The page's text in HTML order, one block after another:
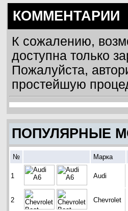
КОММЕНТАРИИ
К сожалению,
доступна только
Пожалуйста,
простейшую
ПОПУЛЯРНЫЕ
№ Марка
1 Audi
2 Chevrolet